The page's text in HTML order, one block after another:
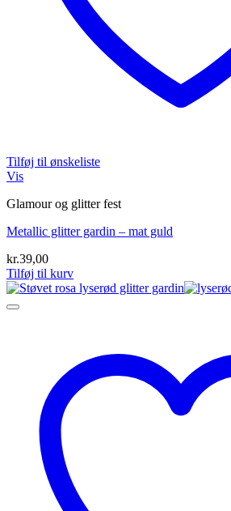
Tilføj til ønskeliste
Vis
Glamour og glitter fest
Metallic glitter gardin – mat guld
kr.39,00
Tilføj til kurv